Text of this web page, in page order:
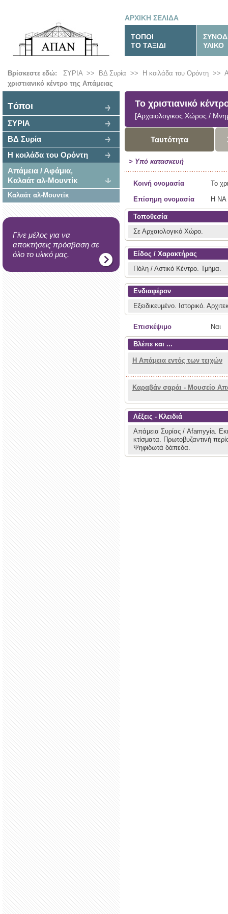
ΑΡΧΙΚΗ ΣΕΛΙΔΑ
ΤΟΠΟΙ
ΤΟ ΤΑΞΙΔΙ
ΥΛΙΚΟ
Βρίσκεστε εδώ: ΣΥΡΙΑ>> ΒΔ Συρία >> Η κοιλάδα του Ορόντη >>
χριστιανικό κέντρο της Απάμειας
Tόποι
ΣΥΡΙΑ
ΒΔ Συρία
Η κοιλάδα του Ορόντη
Απάμεια / Αφάμια,
Καλαάτ αλ-Μουντίκ
Καλαάτ αλ-Μουντίκ
Γίνε μέλος για να
αποκτήσεις πρόσβαση σε
όλο το υλικό μας.
Το χριστιανικό
[Αρχαιολογικος Χώρος /
Ταυτότητα
> Υπό κατασκευή
Κοινή ονομασία Το
Επίσημη ονομασία Η ΝΑ
Τοποθεσία
Σε Αρχαιολογικό Χώρο.
Είδος / Χαρακτήρας
Πόλη / Αστικό Κέντρο. Τμήμα.
Ενδιαφέρον
Εξειδικευμένο. Ιστορικό.
Επισκέψιμο Ναι
Βλέπε και ...
Η Απάμεια εντός των τειχών
Καραβάν σαράι - Μουσείο
Λέξεις - Κλειδιά
Απάμεια Συρίας / Afamyyia.
κτίσματα. Πρωτοβυζαντινή
Ψηφιδωτά δάπεδα.